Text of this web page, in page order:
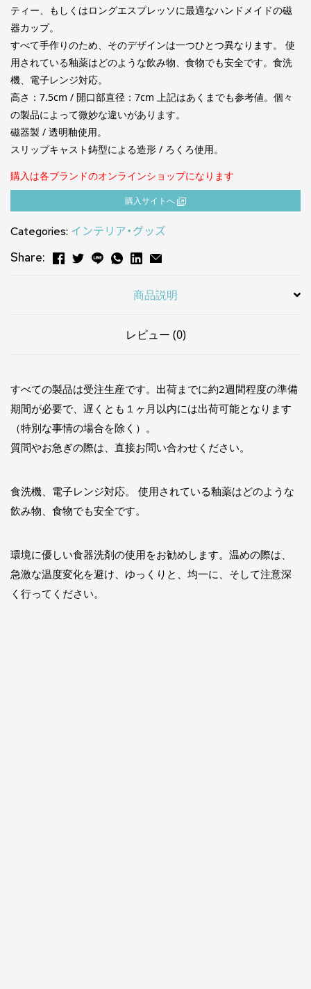
ティー、もしくはロングエスプレッソに最適なハンドメイドの磁
器カップ。
すべて手作りのため、そのデザインは一つひとつ異なります。 使
用されている釉薬はどのような飲み物、食物でも安全です。食洗
機、電子レンジ対応。
高さ：7.5cm / 開口部直径：7cm 上記はあくまでも参考値。個々
の製品によって微妙な違いがあります。
磁器製 / 透明釉使用。
スリップキャスト鋳型による造形 / ろくろ使用。
購入は各ブランドのオンラインショップになります
購⼊サイトへ
Categories: インテリア・グッズ
Share:
商品説明
レビュー (0)
すべての製品は受注生産です。出荷までに約2週間程度の準備
期間が必要で、遅くとも１ヶ月以内には出荷可能となります
（特別な事情の場合を除く）。
質問やお急ぎの際は、直接お問い合わせください。
食洗機、電子レンジ対応。 使用されている釉薬はどのような
飲み物、食物でも安全です。
環境に優しい食器洗剤の使用をお勧めします。温めの際は、
急激な温度変化を避け、ゆっくりと、均一に、そして注意深
く行ってください。